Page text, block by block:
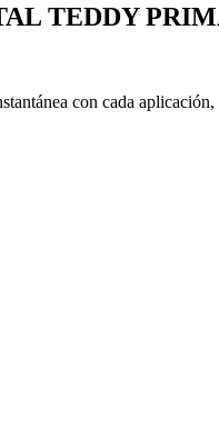
TEDDY
con cada